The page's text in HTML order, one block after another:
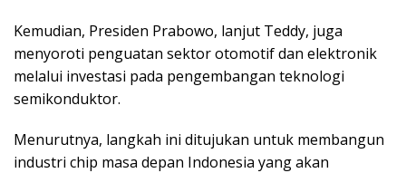
Kemudian, Presiden Prabowo, lanjut Teddy, juga
menyoroti penguatan sektor otomotif dan elektronik
melalui investasi pada pengembangan teknologi
semikonduktor.
Menurutnya, langkah ini ditujukan untuk membangun
industri chip masa depan Indonesia yang akan